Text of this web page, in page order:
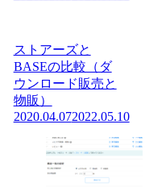
ストアーズと
BASEの比較（ダ
ウンロード販売と
物販）
2020.04.072022.05.10